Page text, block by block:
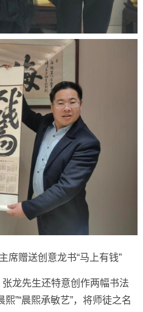
席赠送创意龙书“马上有钱”
龙先生还特意创作两幅书法
”“晨熙承敏艺”，将师徒之名